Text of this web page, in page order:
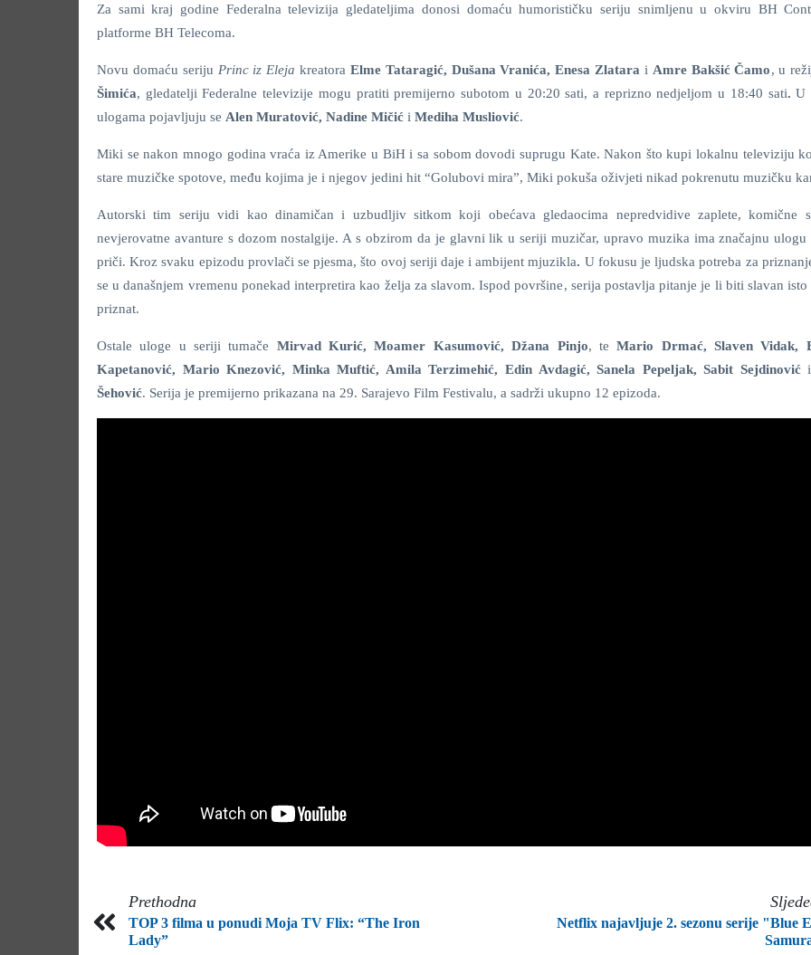
Za sami kraj godine Federalna televizija gledateljima donosi domaću humorističku seriju snimljenu u okviru BH
platforme BH Telecoma.
Novu domaću seriju Princ iz Eleja kreatora Elme Tataragić, Dušana Vranića, Enesa Zlatara i Amre Bakšić Čamo, u
Šimića, gledatelji Federalne televizije mogu pratiti premijerno subotom u 20:20 sati, a reprizno nedjeljom u 18:40 sati.U
ulogama pojavljuju se Alen Muratović, Nadine Mičić i Mediha Musliović.
Miki se nakon mnogo godina vraća iz Amerike u BiH i sa sobom dovodi suprugu Kate. Nakon što kupi lokalnu televiziju
stare muzičke spotove, među kojima je i njegov jedini hit “Golubovi mira”, Miki pokuša oživjeti nikad pokrenutu muzičku
Autorski tim seriju vidi kao dinamičan i uzbudljiv sitkom koji obećava gledaocima nepredvidive zaplete, komične
nevjerovatne avanture s dozom nostalgije. A s obzirom da je glavni lik u seriji muzičar, upravo muzika ima značajnu
priči. Kroz svaku epizodu provlači se pjesma, što ovoj seriji daje i ambijent mjuzikla. U fokusu je ljudska potreba za
se u današnjem vremenu ponekad interpretira kao želja za slavom. Ispod površine, serija postavlja pitanje je li biti slavan
priznat.
Ostale uloge u seriji tumače Mirvad Kurić, Moamer Kasumović, Džana Pinjo, teMario Drmać, Slaven Vidak,
Kapetanović, Mario Knezović, Minka Muftić, Amila Terzimehić, Edin Avdagić, Sanela Pepeljak, Sabit Sejdinović i
Šehović. Serija je premijerno prikazana na 29. Sarajevo Film Festivalu, a sadrži ukupno 12 epizoda.
Prethodna
TOP 3 filma u ponudi Moja TV Flix: “The Iron
Lady”
Netflix najavljuje 2. sezonu serije "Blue